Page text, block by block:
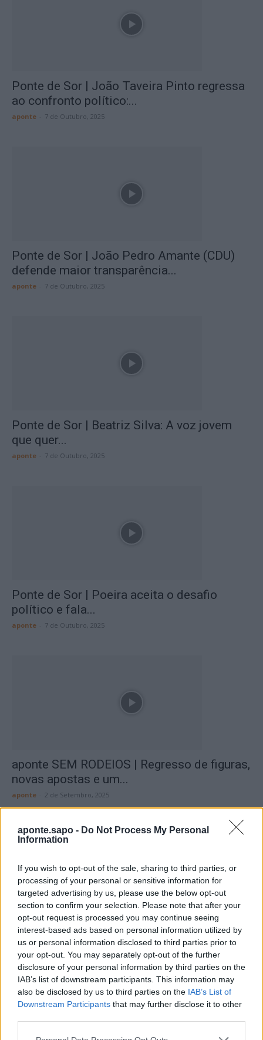
aponte.sapo - Do Not Process My Personal
Information
If you wish to opt-out of the sale, sharing to third parties, or
processing of your personal or sensitive information for
targeted advertising by us, please use the below opt-out
section to confirm your selection. Please note that after your
opt-out request is processed you may continue seeing
interest-based ads based on personal information utilized by
us or personal information disclosed to third parties prior to
your opt-out. You may separately opt-out of the further
disclosure of your personal information by third parties on the
IAB’s list of downstream participants. This information may
also be disclosed by us to third parties on the IAB’s List of
Downstream Participants that may further disclose it to other
Ponte de Sor | João Taveira Pinto regressa
ao confronto político:...
aponte 7 de Outubro, 2025
Ponte de Sor | João Pedro Amante (CDU)
defende maior transparência...
aponte 7 de Outubro, 2025
Ponte de Sor | Beatriz Silva: A voz jovem
que quer...
aponte 7 de Outubro, 2025
Ponte de Sor | Poeira aceita o desafio
político e fala...
aponte 7 de Outubro, 2025
aponte SEM RODEIOS | Regresso de figuras,
novas apostas e um...
aponte 2 de Setembro, 2025
Destaques:
Vale de Horta celebra três dias de festa em
Bemposta –...